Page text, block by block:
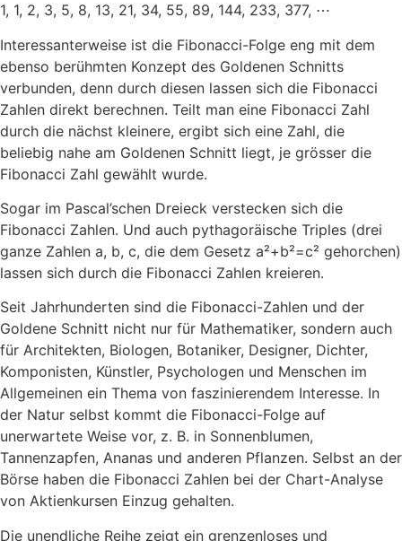
1, 1, 2, 3, 5, 8, 13, 21, 34, 55, 89, 144, 233, 377, ⋯
Interessanterweise ist die Fibonacci-Folge eng mit dem
ebenso berühmten Konzept des Goldenen Schnitts
verbunden, denn durch diesen lassen sich die Fibonacci
Zahlen direkt berechnen. Teilt man eine Fibonacci Zahl
durch die nächst kleinere, ergibt sich eine Zahl, die
beliebig nahe am Goldenen Schnitt liegt, je grösser die
Fibonacci Zahl gewählt wurde.
Sogar im Pascal’schen Dreieck verstecken sich die
Fibonacci Zahlen. Und auch pythagoräische Triples (drei
ganze Zahlen a, b, c, die dem Gesetz a²+b²=c² gehorchen)
lassen sich durch die Fibonacci Zahlen kreieren.
Seit Jahrhunderten sind die Fibonacci-Zahlen und der
Goldene Schnitt nicht nur für Mathema­tiker, sondern auch
für Architekten, Biologen, Botaniker, Designer, Dichter,
Komponisten, Künstler, Psychologen und Menschen im
Allgemeinen ein Thema von faszinierendem Interesse. In
der Natur selbst kommt die Fibonacci-Folge auf
unerwartete Weise vor, z. B. in Sonnenblumen,
Tannenzapfen, Ananas und anderen Pflanzen. Selbst an der
Börse haben die Fibonacci Zahlen bei der Chart-Analyse
von Aktienkursen Einzug gehalten.
Die unendliche Reihe zeigt ein grenzenloses und